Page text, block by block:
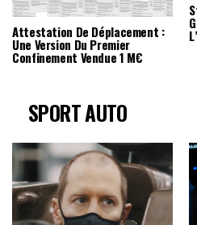
Attestation De Déplacement :
Une Version Du Premier
Confinement Vendue 1 M€
SPORT AUTO